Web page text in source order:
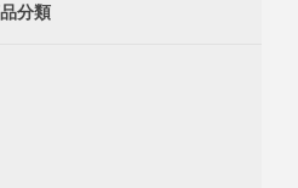
分類